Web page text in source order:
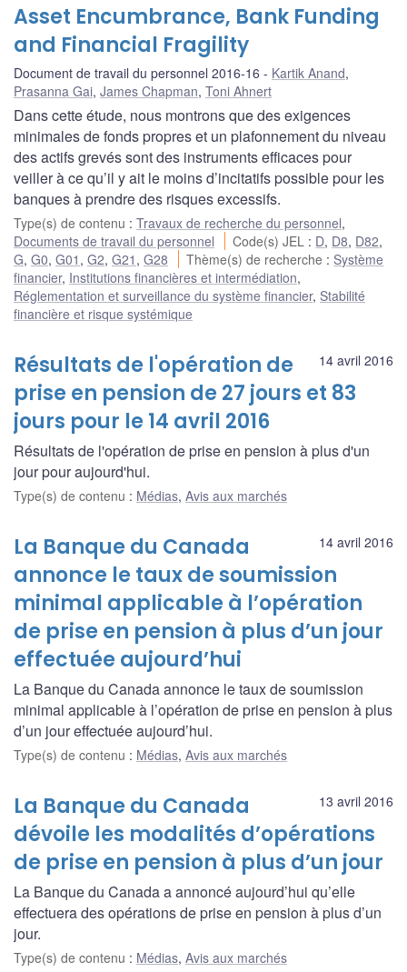
Asset Encumbrance, Bank Funding
and Financial Fragility
Document de travail du personnel 2016-16 Kartik Anand,
Prasanna Gai, James Chapman, Toni Ahnert
Dans cette étude, nous montrons que des exigences
minimales de fonds propres et un plafonnement du niveau
des actifs grevés sont des instruments efficaces pour
veiller à ce qu’il y ait le moins d’incitatifs possible pour les
banques à prendre des risques excessifs.
Type(s) de contenu : Travaux de recherche du personnel,
Documents de travail du personnel
Code(s) JEL : D, D8, D82,
G, G0, G01 , G2, G21 , G28 Thème(s) de recherche : Système
financier, Institutions financières et intermédiation,
Réglementation et surveillance du système financier, Stabilité
financière et risque systémique
14 avril 2016
Résultats de l'opération de
prise en pension de 27 jours et 83
jours pour le 14 avril 2016
Résultats de l'opération de prise en pension à plus d'un
jour pour aujourd'hui.
Type(s) de contenu : Médias, Avis aux marchés
14 avril 2016
La Banque du Canada
annonce le taux de soumission
minimal applicable à l’opération
de prise en pension à plus d’un jour
effectuée aujourd’hui
La Banque du Canada annonce le taux de soumission
minimal applicable à l’opération de prise en pension à plus
d’un jour effectuée aujourd’hui.
Type(s) de contenu : Médias, Avis aux marchés
13 avril 2016
La Banque du Canada
dévoile les modalités d’opérations
de prise en pension à plus d’un jour
La Banque du Canada a annoncé aujourd’hui qu’elle
effectuera des opérations de prise en pension à plus d’un
jour.
Type(s) de contenu : Médias, Avis aux marchés